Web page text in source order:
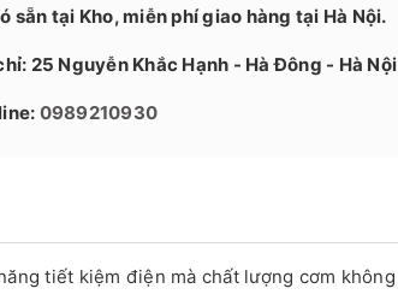
sẵn tại Kho, miễn phí giao hàng tại Hà Nội.
25 Nguyễn Khắc Hạnh - Hà Đông - Hà Nội
0989210930
tiết kiệm điện mà chất lượng cơm không